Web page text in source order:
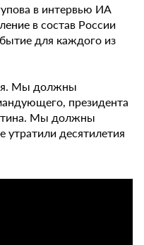
в интервью ИА
в состав России
для каждого из
Мы должны
президента
Мы должны
утратили десятилетия